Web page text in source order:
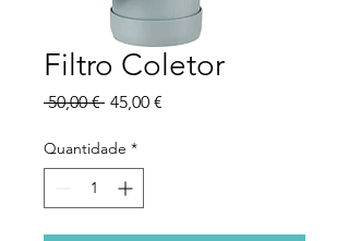
Filtro Coletor
50,00 € Preço
45,00 €
Quantidade *